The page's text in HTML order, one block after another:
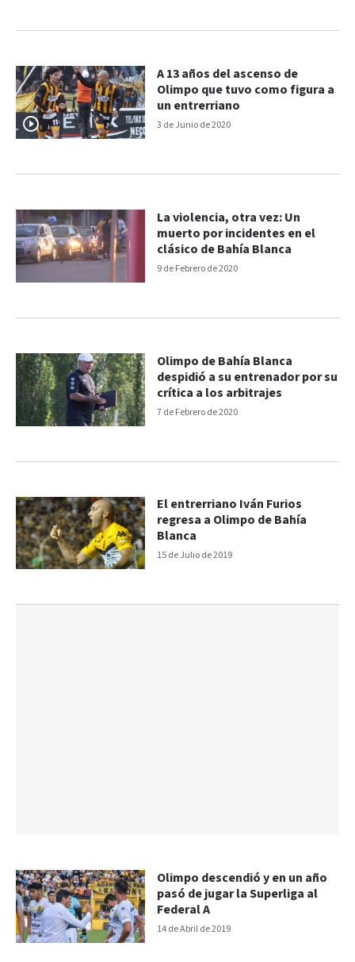
3 de Junio de 2020
A 13 años del ascenso de
Olimpo que tuvo como figura a
un entrerriano
9 de Febrero de 2020
La violencia, otra vez: Un
muerto por incidentes en el
clásico de Bahía Blanca
7 de Febrero de 2020
Olimpo de Bahía Blanca
despidió a su entrenador por su
crítica a los arbitrajes
15 de Julio de 2019
El entrerriano Iván Furios
regresa a Olimpo de Bahía
Blanca
14 de Abril de 2019
Olimpo descendió y en un año
pasó de jugar la Superliga al
Federal A